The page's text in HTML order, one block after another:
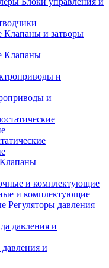
Клапаны и затворы
Клапаны
и
Клапаны
и комплектующие
Регуляторы давления
и